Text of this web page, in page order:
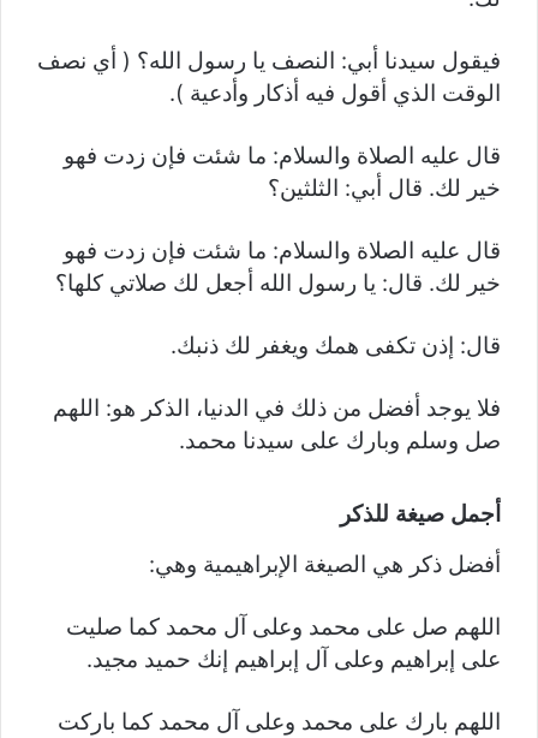
فيقول سيدنا أبي: النصف يا رسول الله؟ ( أي نصف
الوقت الذي أقول فيه أذكار وأدعية ).
قال عليه الصلاة والسلام: ما شئت فإن زدت فهو
خير لك. قال أبي: الثلثين؟
قال عليه الصلاة والسلام: ما شئت فإن زدت فهو
خير لك. قال: يا رسول الله أجعل لك صلاتي كلها؟
قال: إذن تكفى همك ويغفر لك ذنبك.
فلا يوجد أفضل من ذلك في الدنيا، الذكر هو: اللهم
صل وسلم وبارك على سيدنا محمد.
أجمل صيغة للذكر
أفضل ذكر هي الصيغة الإبراهيمية وهي:
اللهم صل على محمد وعلى آل محمد كما صليت
على إبراهيم وعلى آل إبراهيم إنك حميد مجيد.
اللهم بارك على محمد وعلى آل محمد كما باركت